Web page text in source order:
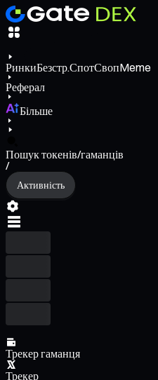
РинкиБезстр.СпотСвопMeme
Реферал
Більше
Пошук токенів/гаманців
/
Активність
Трекер гаманця
Трекер